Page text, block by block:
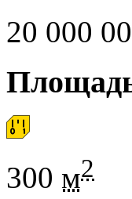
20 000
300 м2